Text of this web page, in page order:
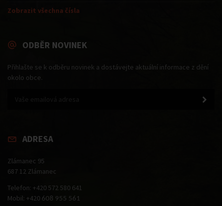
Zobrazit všechna čísla
ODBĚR NOVINEK
Přihlašte se k odběru novinek a dostávejte aktuální informace z dění
okolo obce.
ADRESA
Zlámanec 95
687 12 Zlámanec
Telefon: +420 572 580 641
Mobil: +420 608 955 561